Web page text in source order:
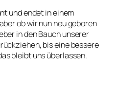
und endet in einem
ob wir nun neu geboren
in den Bauch unserer
bis eine bessere
bleibt uns überlassen.